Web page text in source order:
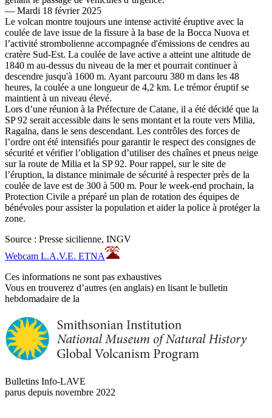
— Mardi 18 février 2025
Le volcan montre toujours une intense activité éruptive avec la
coulée de lave issue de la fissure à la base de la Bocca Nuova et
l’activité strombolienne accompagnée d'émissions de cendres au
cratère Sud-Est. La coulée de lave active a atteint une altitude de
1840 m au-dessus du niveau de la mer et pourrait continuer à
descendre jusqu'à 1600 m. Ayant parcouru 380 m dans les 48
heures, la coulée a une longueur de 4,2 km. Le trémor éruptif se
maintient à un niveau élevé.
Lors d’une réunion à la Préfecture de Catane, il a été décidé que la
SP 92 serait accessible dans le sens montant et la route vers Milia,
Ragalna, dans le sens descendant. Les contrôles des forces de
l’ordre ont été intensifiés pour garantir le respect des consignes de
sécurité et vérifier l’obligation d’utiliser des chaînes et pneus neige
sur la route de Milia et la SP 92. Pour rappel, sur le site de
l’éruption, la distance minimale de sécurité à respecter près de la
coulée de lave est de 300 à 500 m. Pour le week-end prochain, la
Protection Civile a préparé un plan de rotation des équipes de
bénévoles pour assister la population et aider la police à protéger la
zone.
Source : Presse sicilienne, INGV
Webcam L.A.V.E. ETNA
Ces informations ne sont pas exhaustives
Vous en trouverez d’autres (en anglais) en lisant le bulletin
hebdomadaire de la
Bulletins Info-LAVE
parus depuis novembre 2022